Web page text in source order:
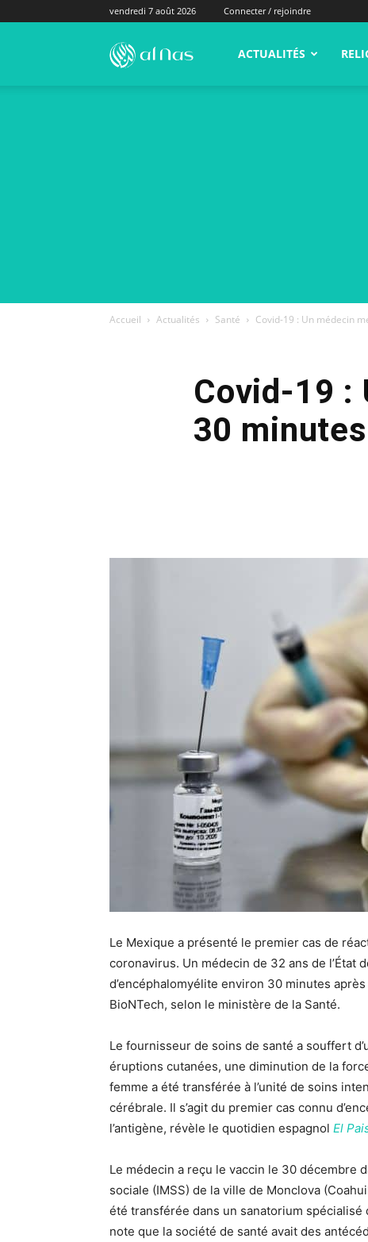
vendredi 7 août 2026 Connecter / rejoindre
alNas.fr ACTUALITÉS
Accueil Actualités Santé Covid-19 : Un médecin
Covid-19 :
30
Le Mexique a présenté le premier cas de
coronavirus. Un médecin de 32 ans de l’État
d’encéphalomyélite environ 30 minutes
BioNTech, selon le ministère de la Santé.
Le fournisseur de soins de santé a souffert
éruptions cutanées, une diminution de la
femme a été transférée à l’unité de soins
cérébrale. Il s’agit du premier cas connu
l’antigène, révèle le quotidien espagnol El
Le médecin a reçu le vaccin le 30 décembre
sociale (IMSS) de la ville de Monclova
été transférée dans un sanatorium spécialisé
note que la société de santé avait des